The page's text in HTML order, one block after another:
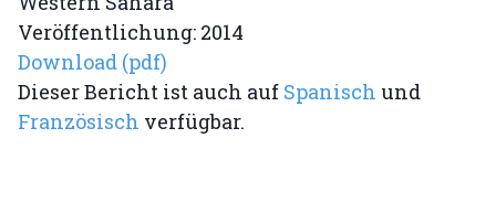
Veröffentlichung: 2014
Download (pdf)
Dieser Bericht ist auch auf Spanisch und
Französisch verfügbar.